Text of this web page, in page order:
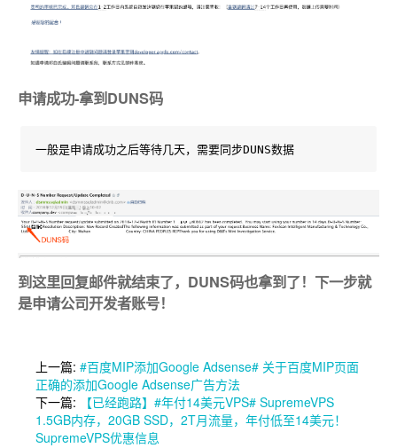
申请成功-拿到DUNS码
一般是申请成功之后等待几天，需要同步DUNS数据
到这里回复邮件就结束了，DUNS码也拿到了！下一步就
是申请公司开发者账号！
上一篇: #百度MIP添加Google Adsense# 关于百度MIP页面
正确的添加Google Adsense广告方法
下一篇:
【已经跑路】#年付14美元VPS# SupremeVPS
1.5GB内存，20GB SSD，2T月流量，年付低至14美元！
SupremeVPS优惠信息